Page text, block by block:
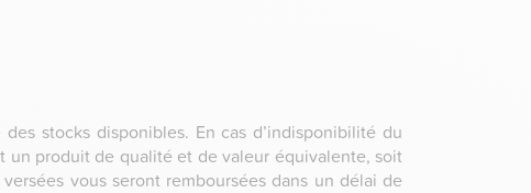
stocks disponibles. En cas d’indisponibilité du
un produit de qualité et de valeur équivalente, soit
vous seront remboursées dans un délai de